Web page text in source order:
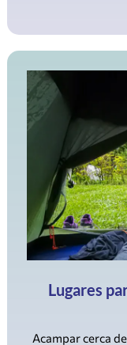
Lugares
Acampar cerca
quiero siempre ir